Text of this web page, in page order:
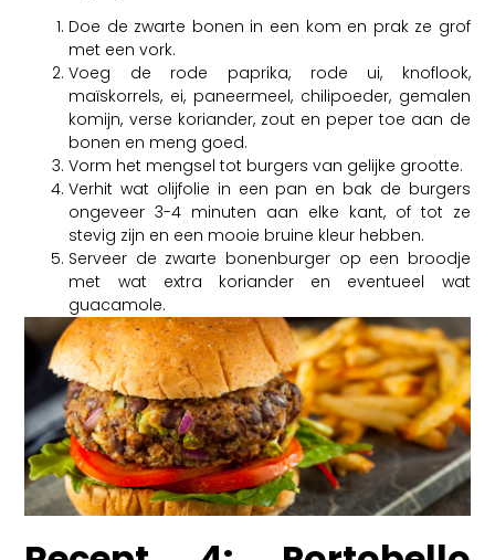
Doe de zwarte bonen in een kom en prak ze grof
met een vork.
Voeg de rode paprika, rode ui, knoflook,
maïskorrels, ei, paneermeel, chilipoeder, gemalen
komijn, verse koriander, zout en peper toe aan de
bonen en meng goed.
Vorm het mengsel tot burgers van gelijke grootte.
Verhit wat olijfolie in een pan en bak de burgers
ongeveer 3-4 minuten aan elke kant, of tot ze
stevig zijn en een mooie bruine kleur hebben.
Serveer de zwarte bonenburger op een broodje
met wat extra koriander en eventueel wat
guacamole.